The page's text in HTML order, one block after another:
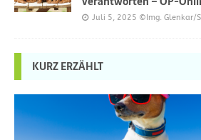
Juli 5, 2025 ©Img. Glenkar/
KURZ ERZÄHLT